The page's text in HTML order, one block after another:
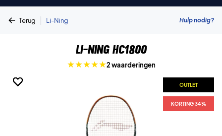
Terug | Li-Ning Hulp nodig?
Li-Ning HC1800
2 waarderingen
OUTLET
KORTING 34%
OUTLET
KORTING 34%
OUTLET
KORTING 34%
OUTLET
KORTING 34%
OUTLET
KORTING 34%